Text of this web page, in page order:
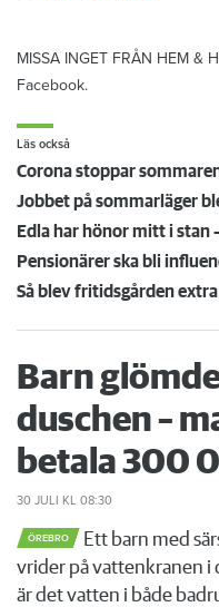
MISSA INGET FRÅN HEM &
Facebook.
Läs också
Corona stoppar
Jobbet på sommarläger
Edla har hönor mitt i stan
Så blev fritidsgården
Barn
duschen –
betala 300
30 JULI KL 08:30
ÖREBRO
Ett barn med
vrider på vattenkranen i
är det vatten i både